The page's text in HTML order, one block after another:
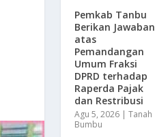
Pemkab Tanbu
Berikan Jawaban
atas
Pemandangan
Umum Fraksi
DPRD terhadap
Raperda Pajak
dan Restribusi
Agu 5, 2026| Tanah
Bumbu